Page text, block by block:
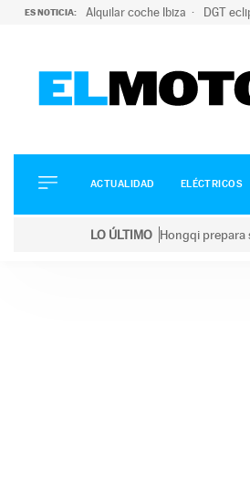
ES NOTICIA: Alquilar coche Ibiza DGT
ELÉCTRICOS
CONDUCIR
ACTUALIDAD ELÉCTRICOS
LO ÚLTIMO Hongqi prepara